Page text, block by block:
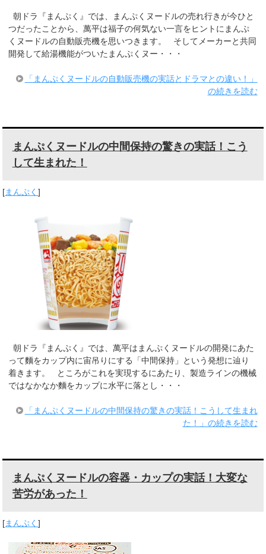
朝ドラ『まんぷく』では、まんぷくヌードルの売れ行きが今ひと
つだったことから、萬平は福子の何気ない一言をヒントにまんぷ
くヌードルの自動販売機を思いつきます。 そしてメーカーと共同
開発して給湯機能がついたまんぷくヌー・・・
「まんぷくヌードルの自動販売機の実話とドラマとの違い！」
の続きを読む
まんぷくヌードルの中間保持の驚きの実話！こう
して生まれた！
[まんぷく]
朝ドラ『まんぷく』では、萬平はまんぷくヌードルの開発にあた
って麵をカップ内に宙吊りにする「中間保持」という発想に辿り
着きます。 ところがこれを実現するにあたり、製造ラインの機械
ではなかなか麵をカップに水平に落とし・・・
「まんぷくヌードルの中間保持の驚きの実話！こうして生まれ
た！」の続きを読む
まんぷくヌードルの容器・カップの実話！大変な
苦労があった！
[まんぷく]